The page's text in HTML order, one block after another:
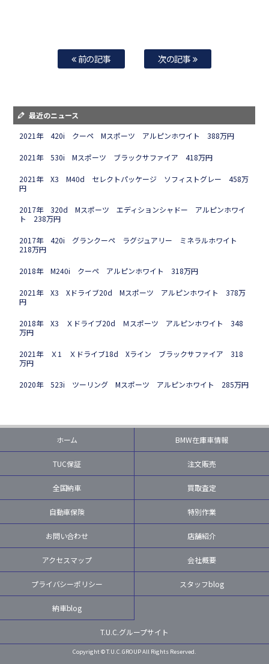
前の記事 次の記事
最近のニュース
2021年 420i クーペ Mスポーツ アルピンホワイト 388万円
2021年 530i Mスポーツ ブラックサファイア 418万円
2021年 X3 M40d セレクトパッケージ ソフィストグレー 458万
円
2017年 320d Mスポーツ エディションシャドー アルピンホワイ
ト 238万円
2017年 420i グランクーペ ラグジュアリー ミネラルホワイト
218万円
2018年 M240i クーペ アルピンホワイト 318万円
2021年 X3 Xドライブ20d Mスポーツ アルピンホワイト 378万
円
2018年 X3 Ｘドライブ20d Ｍスポーツ アルピンホワイト 348
万円
2021年 Ｘ1 Ｘドライブ18d Xライン ブラックサファイア 318
万円
2020年 523i ツーリング Mスポーツ アルピンホワイト 285万円
ホーム BMW在庫車情報
TUC保証 注文販売
全国納車 買取査定
自動車保険 特別作業
お問い合わせ 店舗紹介
アクセスマップ 会社概要
プライバシーポリシー スタッフblog
納車blog
T.U.C.グループサイト
Copyright © T.U.C.GROUP All Rights Reserved.